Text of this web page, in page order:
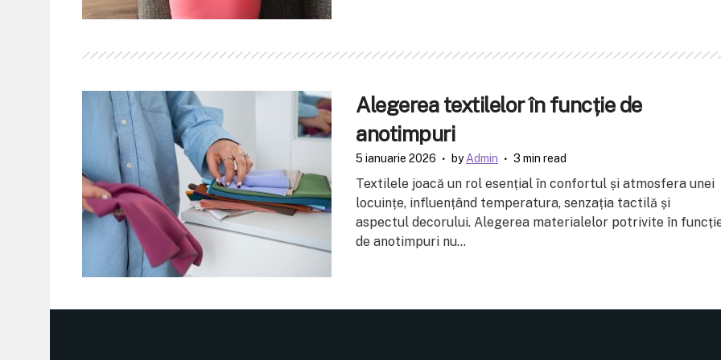
Alegerea textilelor în funcție de
anotimpuri
5 ianuarie 2026 byAdmin 3 min read
Textilele joacă un rol esențial în confortul și atmosfera unei
locuințe, influențând temperatura, senzația tactilă și
aspectul decorului. Alegerea materialelor potrivite în
de anotimpuri nu...